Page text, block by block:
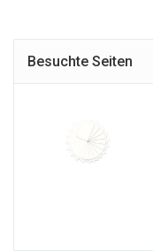
Besuchte Seiten